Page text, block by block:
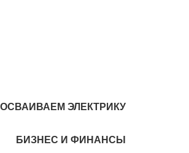
ОСВАИВАЕМ ЭЛЕКТРИКУ
БИЗНЕС И ФИНАНСЫ